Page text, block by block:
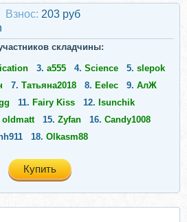
Взнос: 203 руб
складчины:
3. a555 4. Science 5. slepok
7. Татьяна2018 8. Eelec 9. АлЖ
11. Fairy Kiss 12. Isunchik
oldmatt 15. Zyfan 16. Candy1008
hh911 18. Olkasm88
Купить